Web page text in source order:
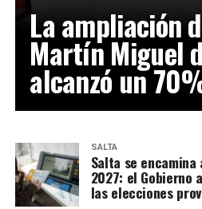
La ampliación
Martín Miguel
alcanzó un
SALTA
Salta se
2027: el Gobierno
las elecciones